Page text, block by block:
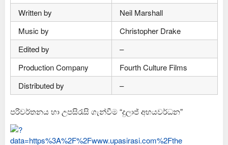
Written by
Neil Marshall
Music by
Christopher Drake
Edited by
–
Production Company
Fourth Culture Films
Distributed by
–
පරිවර්තනය හා උපසිරැසි ගැන්වීම “දුලාජ් අභයවර්ධන”